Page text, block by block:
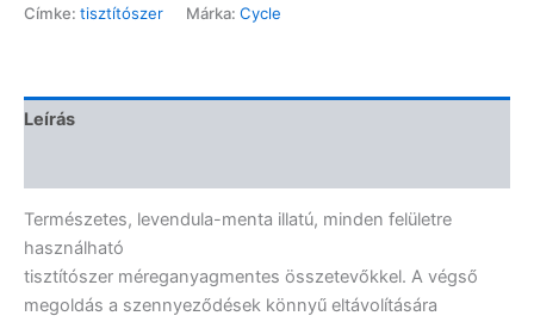
Címke: tisztítószer Márka: Cycle
Leírás
Természetes, levendula-menta illatú, minden felületre
használható
tisztítószer méreganyagmentes összetevőkkel. A végső
megoldás a szennyeződések könnyű eltávolítására